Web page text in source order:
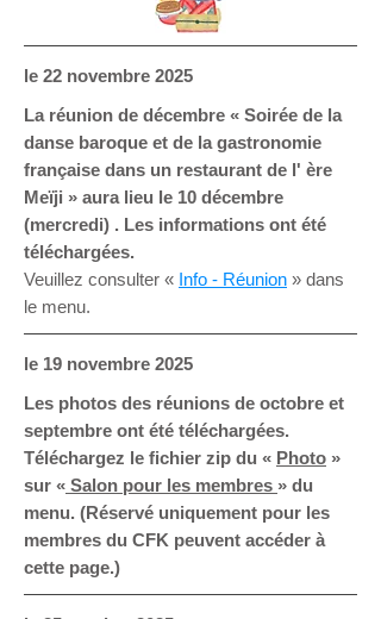
le 22 novembre 2025
La réunion de décembre « Soirée de la
danse baroque et de la gastronomie
française dans un restaurant de l' ère
Meïji » aura lieu le 10 décembre
(mercredi) . Les informations ont été
téléchargées.
Veuillez consulter « Info - Réunion » dans
le menu.
le 19 novembre 2025
Les photos des réunions de octobre et
septembre ont été téléchargées.
Téléchargez le fichier zip du « Photo »
sur « Salon pour les membres » du
menu. (Réservé uniquement pour les
membres du CFK peuvent accéder à
cette page.)